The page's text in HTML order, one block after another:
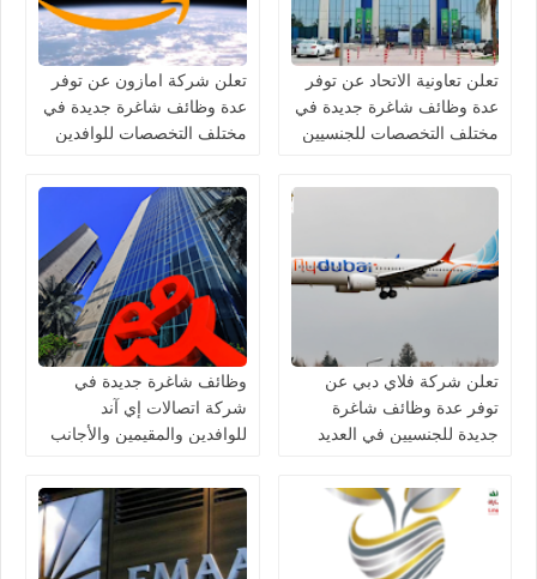
تعلن تعاونية الاتحاد عن توفر
عدة وظائف شاغرة جديدة في
مختلف التخصصات للجنسيين
تعلن شركة امازون عن توفر
عدة وظائف شاغرة جديدة في
مختلف التخصصات للوافدين
تعلن شركة فلاي دبي عن
توفر عدة وظائف شاغرة
جديدة للجنسيين في العديد
وظائف شاغرة جديدة في
شركة اتصالات إي آند
للوافدين والمقيمين والأجانب